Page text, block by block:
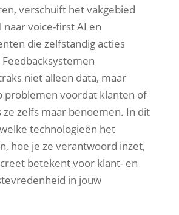
verschuift het vakgebied
voice-first AI en
die zelfstandig acties
niet alleen data, maar
problemen voordat klanten of
zelfs maar benoemen. In dit
technologieën het
hoe je ze verantwoord inzet,
betekent voor klant- en
in jouw